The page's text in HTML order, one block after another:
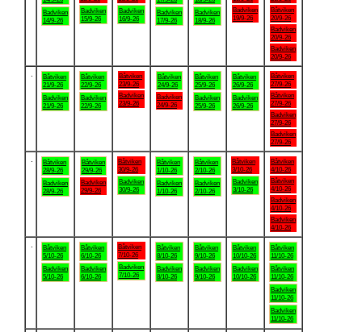
Badviken
14/9-26
Badviken
15/9-26
Badviken
16/9-26
Badviken
17/9-26
Badviken
18/9-26
Badviken
19/9-26
Båtviken
20/9-26
Badviken
20/9-26
Badviken
20/9-26
Båtviken
21/9-26
Badviken
21/9-26
Båtviken
22/9-26
Badviken
22/9-26
Båtviken
23/9-26
Badviken
23/9-26
Båtviken
24/9-26
Badviken
24/9-26
Båtviken
25/9-26
Badviken
25/9-26
Båtviken
26/9-26
Badviken
26/9-26
Båtviken
27/9-26
Båtviken
27/9-26
Badviken
27/9-26
Badviken
27/9-26
Båtviken
28/9-26
Badviken
28/9-26
Båtviken
29/9-26
Badviken
29/9-26
Båtviken
30/9-26
Badviken
30/9-26
Båtviken
1/10-26
Badviken
1/10-26
Båtviken
2/10-26
Badviken
2/10-26
Båtviken
3/10-26
Badviken
3/10-26
Båtviken
4/10-26
Båtviken
4/10-26
Badviken
4/10-26
Badviken
4/10-26
Båtviken
5/10-26
Badviken
5/10-26
Båtviken
6/10-26
Badviken
6/10-26
Båtviken
7/10-26
Badviken
7/10-26
Båtviken
8/10-26
Badviken
8/10-26
Båtviken
9/10-26
Badviken
9/10-26
Båtviken
10/10-26
Badviken
10/10-26
Båtviken
11/10-26
Båtviken
11/10-26
Badviken
11/10-26
Badviken
11/10-26